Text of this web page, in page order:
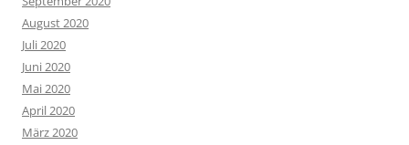
August 2020
Juli 2020
Juni 2020
Mai 2020
April 2020
März 2020